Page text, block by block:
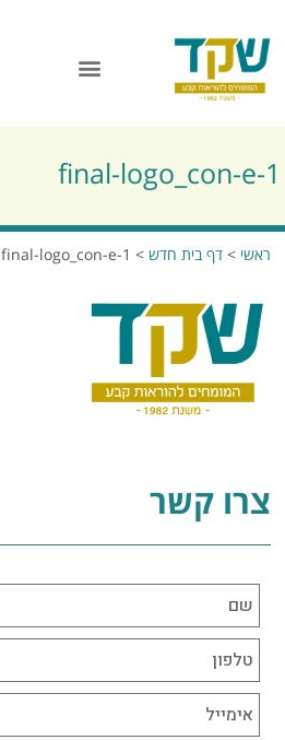
final-logo_con-e-1
ראשי >דף בית חדש >
final-logo_con-e-1
צרו קשר